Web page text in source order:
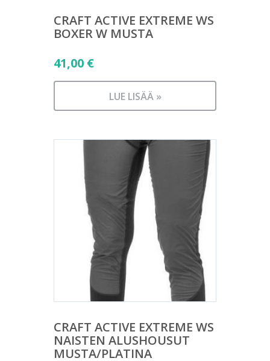
CRAFT ACTIVE EXTREME WS
BOXER W MUSTA
41,00 €
LUE LISÄÄ »
CRAFT ACTIVE EXTREME WS
NAISTEN ALUSHOUSUT
MUSTA/PLATINA